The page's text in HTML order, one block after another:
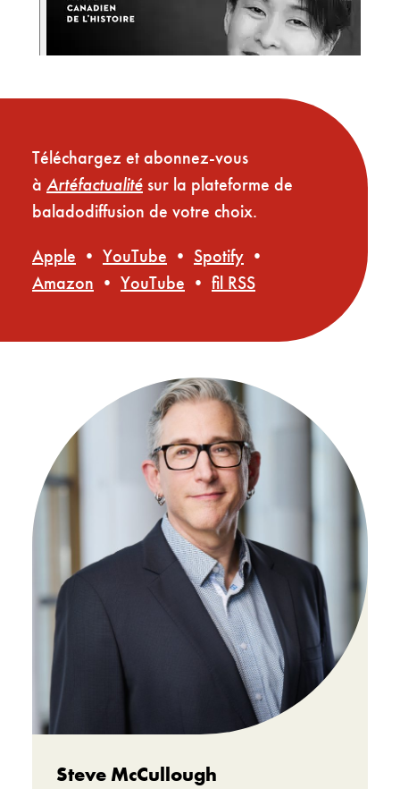
Téléchargez et abonnez-vous
à Artéfactualité sur la plateforme de
baladodiffusion de votre choix.
Apple • YouTube • Spotify •
Amazon • YouTube • fil RSS
Steve McCullough